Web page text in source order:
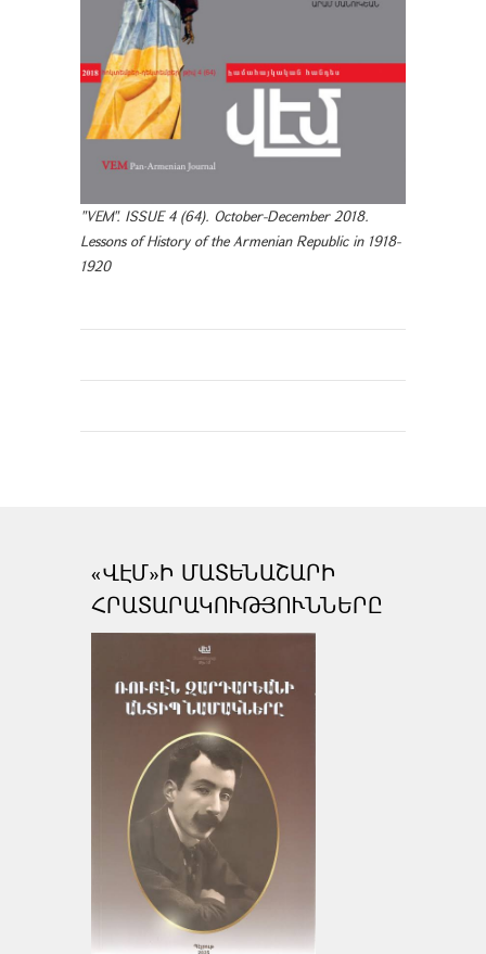
"VEM". ISSUE 4 (64). October-December 2018.
Lessons of History of the Armenian Republic in 1918-
1920
«ՎԷՄ»Ի ՄԱՏԵՆԱՇԱՐԻ
ՀՐԱՏԱՐԱԿՈՒԹՅՈՒՆՆԵՐԸ